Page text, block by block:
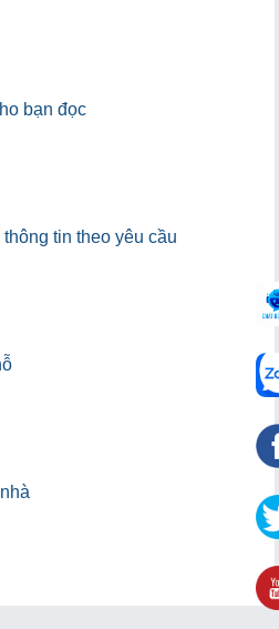
bạn đọc
tin theo yêu cầu